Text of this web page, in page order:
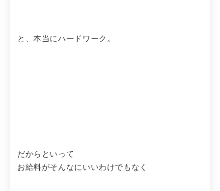
と、本当にハードワーク。
だからといって
お給料がそんなにいいわけでもなく